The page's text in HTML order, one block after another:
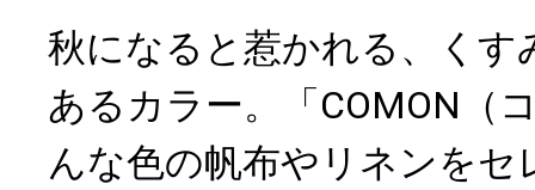
秋になると惹かれる、くす
あるカラー。「COMON（
んな色の帆布やリネンをセ